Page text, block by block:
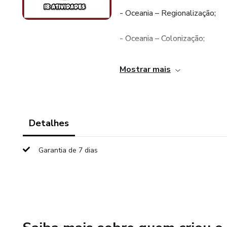
- Oceania – Regionalização;
- Oceania – Colonização;
- Oceania – Aspectos naturais;
- Austrália;
Mostrar mais
Detalhes
Garantia de 7 dias